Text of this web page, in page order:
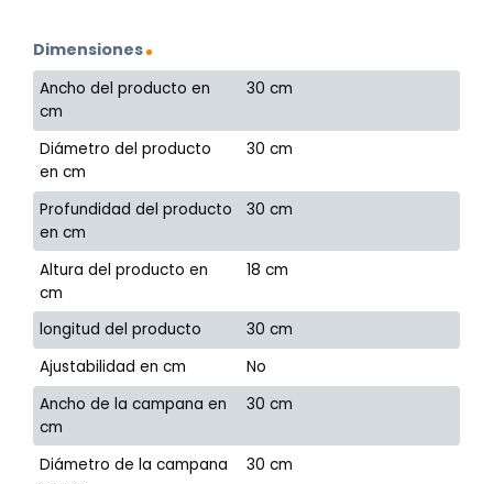
Dimensiones
Ancho del producto en
cm
30 cm
Diámetro del producto
en cm
30 cm
Profundidad del producto
en cm
30 cm
Altura del producto en
cm
18 cm
longitud del producto
30 cm
Ajustabilidad en cm
No
Ancho de la campana en
cm
30 cm
Diámetro de la campana
30 cm